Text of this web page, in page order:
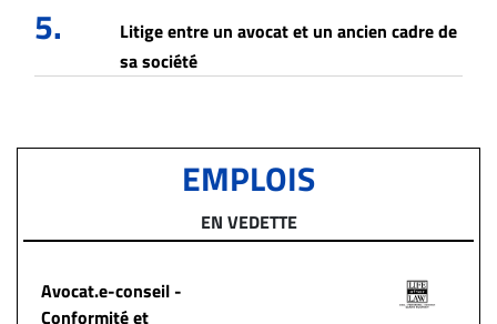
5.
Litige entre un avocat et un ancien cadre de
sa société
EMPLOIS
EN VEDETTE
​Avocat.e-conseil -
Conformité et